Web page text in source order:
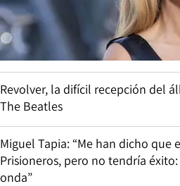
Revolver, la difícil recepción del
The Beatles
Miguel Tapia: “Me han dicho que
Prisioneros, pero no tendría
onda”